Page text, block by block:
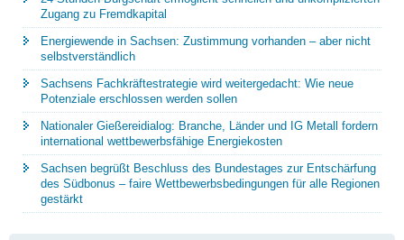
Zugang zu Fremdkapital
Energiewende in Sachsen: Zustimmung vorhanden – aber nicht
selbstverständlich
Sachsens Fachkräftestrategie wird weitergedacht: Wie neue
Potenziale erschlossen werden sollen
Nationaler Gießereidialog: Branche, Länder und IG Metall fordern
international wettbewerbsfähige Energiekosten
Sachsen begrüßt Beschluss des Bundestages zur Entschärfung
des Südbonus – faire Wettbewerbsbedingungen für alle Regionen
gestärkt